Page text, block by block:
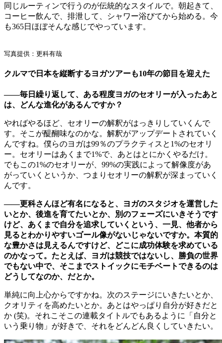
同じルーティンで行うのが伝統的なスタイルで。朝起きて、
コーヒー飲んで、排泄して、シャワー浴びてから始める。今
も365日ほぼそんな感じでやっています。
写真提供：更科有哉
クルマで日本を縦断するヨガツアーも10年の節目を迎えた
――毎日繰り返して、ある程度ヨガのセオリーが入ったあと
は、どんな進化があるんですか？
やればやるほど、セオリーの解釈がはっきりしていくんで
す。そこが醍醐味なのかな。解釈がアップデートされていく
んですね。僕らのヨガは99％のプラクティスと1%のセオリ
ー。セオリーはあくまで1%で、あとはとにかくやるだけ。
でもこの1%のセオリーが、99%の実践によって解像度があ
がっていくというか、つまりセオリーの解釈が深まっていく
んです。
――更科さんほど有名になると、ヨガのスタジオを運営した
いとか、後進を育てたいとか、別のフェーズにいきそうです
けど、あくまで自分を追求していくという、一見、他者から
見るとわかりやすいゴール像がないじゃないですか。本質的
な豊かさは見えるんですけど、どこに成功体験を求めている
のかなって。たとえば、ヨガは競技ではないし、勝負の世界
でもない中で、そこまでストイックにモチベートできるのは
どうしてなのか、だとか。
単純に向上心からですかね。次のステージにいきたいとか、
クオリティを高めたいとか。あとはやっぱり自分が好きだと
か (笑)。それこそこの連載タイトルでもあるように「自分と
いう乗り物」が好きで、それをどんどん良くしていきたい。